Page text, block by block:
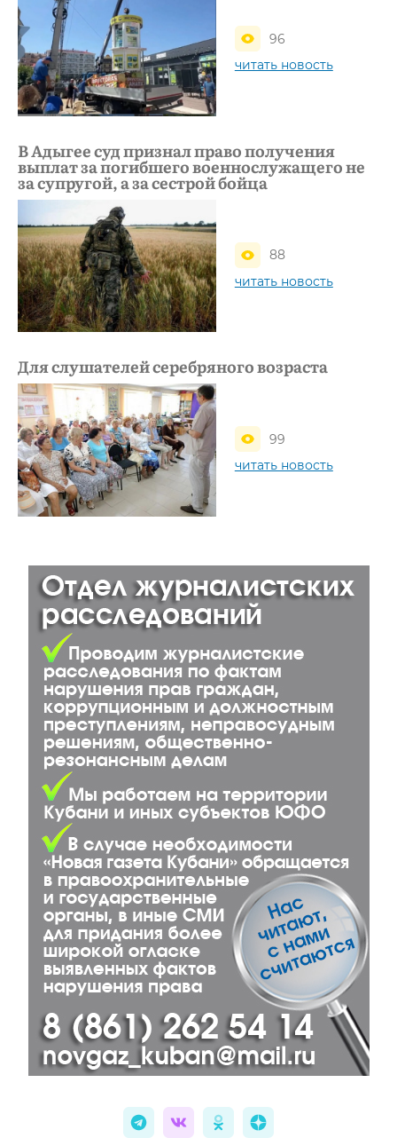
96
читать новость
В Адыгее суд признал право получения
выплат за погибшего военнослужащего не
за супругой, а за сестрой бойца
88
читать новость
Для слушателей серебряного возраста
99
читать новость